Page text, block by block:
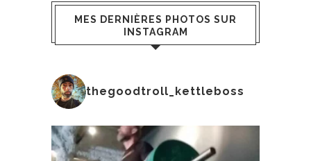
MES DERNIÈRES PHOTOS SUR
INSTAGRAM
thegoodtroll_kettleboss